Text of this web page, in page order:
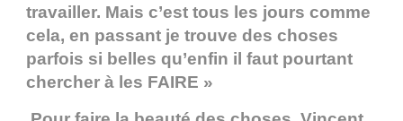
travailler. Mais c’est tous les jours comme
cela, en passant je trouve des choses
parfois si belles qu’enfin il faut pourtant
chercher à les FAIRE »